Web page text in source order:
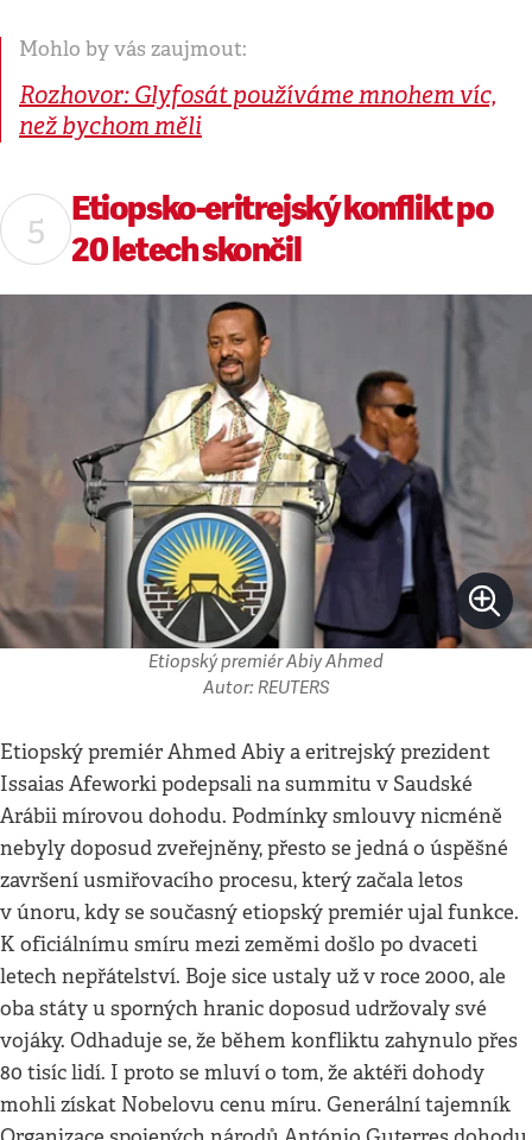
Mohlo by vás zaujmout:
Rozhovor: Glyfosát používáme mnohem víc,
než bychom měli
Etiopsko-eritrejský konflikt po
20 letech skončil
Etiopský premiér Abiy Ahmed
Autor: REUTERS
Etiopský premiér Ahmed Abiy a eritrejský prezident
Issaias Afeworki podepsali na summitu v Saudské
Arábii mírovou dohodu. Podmínky smlouvy nicméně
nebyly doposud zveřejněny, přesto se jedná o úspěšné
završení usmiřovacího procesu, který začala letos
v únoru, kdy se současný etiopský premiér ujal funkce.
K oficiálnímu smíru mezi zeměmi došlo po dvaceti
letech nepřátelství. Boje sice ustaly už v roce 2000, ale
oba státy u sporných hranic doposud udržovaly své
vojáky. Odhaduje se, že během konfliktu zahynulo přes
80 tisíc lidí. I proto se mluví o tom, že aktéři dohody
mohli získat Nobelovu cenu míru. Generální tajemník